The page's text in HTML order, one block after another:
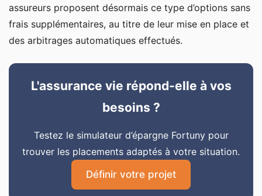
assureurs proposent désormais ce type d’options sans
frais supplémentaires, au titre de leur mise en place et
des arbitrages automatiques effectués.
L'assurance vie répond-elle à vos
besoins ?
Testez le simulateur d’épargne Fortuny pour
trouver les placements adaptés à votre situation.
Définir votre projet